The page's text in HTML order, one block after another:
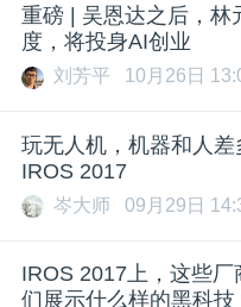
重磅 | 吴恩达之后，林
度，将投身AI创业
刘芳平 10月26日
玩无人机，机器和人差
IROS 2017
岑大师 09月29日
IROS 2017上，这些厂
们展示什么样的黑科